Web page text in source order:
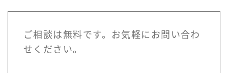
ご相談は無料です。お気軽にお問い合わ
せください。